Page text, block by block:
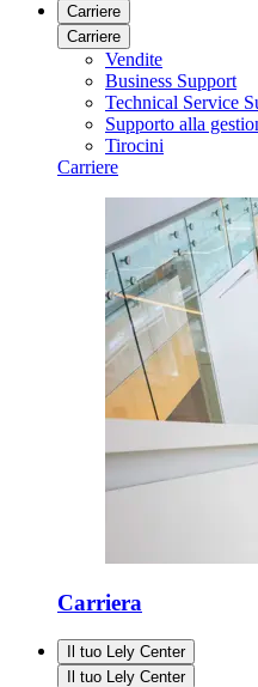
Carriere
Carriere
Vendite
Business Support
Technical Service
Supporto alla
Tirocini
Carriere
Carriera
Il tuo Lely Center
Il tuo Lely Center